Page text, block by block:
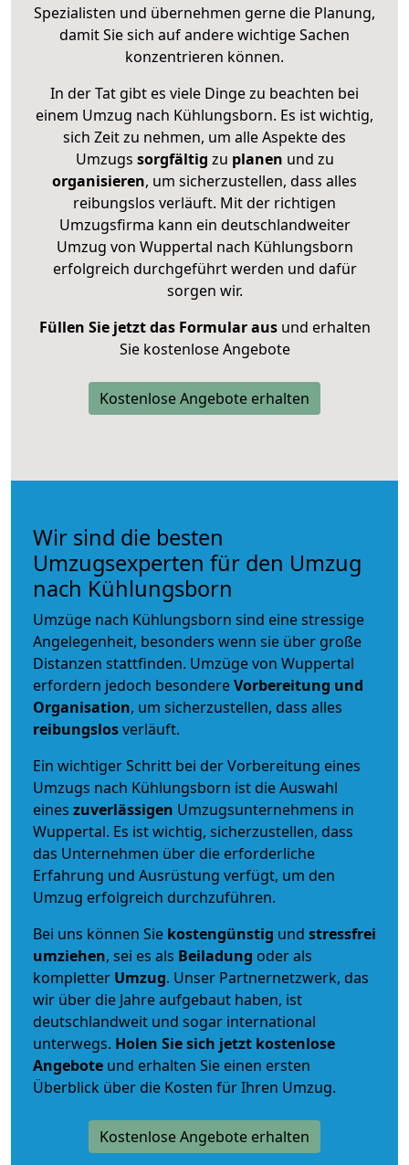
Spezialisten und übernehmen gerne die Planung,
damit Sie sich auf andere wichtige Sachen
konzentrieren können.
In der Tat gibt es viele Dinge zu beachten bei
einem Umzug nach Kühlungsborn. Es ist wichtig,
sich Zeit zu nehmen, um alle Aspekte des
Umzugs sorgfältig zu planen und zu
organisieren, um sicherzustellen, dass alles
reibungslos verläuft. Mit der richtigen
Umzugsfirma kann ein deutschlandweiter
Umzug von Wuppertal nach Kühlungsborn
erfolgreich durchgeführt werden und dafür
sorgen wir.
Füllen Sie jetzt das Formular ausund erhalten
Sie kostenlose Angebote
Kostenlose Angebote erhalten
Wir sind die besten
Umzugsexperten für den Umzug
nach Kühlungsborn
Umzüge nach Kühlungsborn sind eine stressige
Angelegenheit, besonders wenn sie über große
Distanzen stattfinden. Umzüge von Wuppertal
erfordern jedoch besondereVorbereitung und
Organisation, um sicherzustellen, dass alles
reibungslosverläuft.
Ein wichtiger Schritt bei der Vorbereitung eines
Umzugs nach Kühlungsborn ist die Auswahl
eines zuverlässigen Umzugsunternehmens in
Wuppertal. Es ist wichtig, sicherzustellen, dass
das Unternehmen über die erforderliche
Erfahrung und Ausrüstung verfügt, um den
Umzug erfolgreich durchzuführen.
Bei uns können Sie kostengünstig und stressfrei
umziehen, sei es als Beiladung oder als
kompletter Umzug. Unser Partnernetzwerk, das
wir über die Jahre aufgebaut haben, ist
deutschlandweit und sogar international
unterwegs. Holen Sie sich jetzt kostenlose
Angebote und erhalten Sie einen ersten
Überblick über die Kosten für Ihren Umzug.
Kostenlose Angebote erhalten